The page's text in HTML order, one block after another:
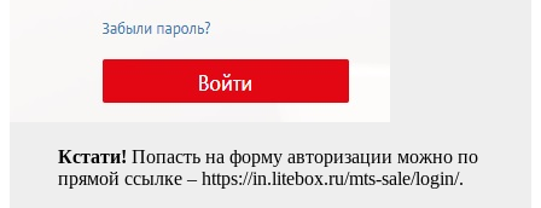
Кстати! Попасть на форму авторизации можно по
прямой ссылке – https://in.litebox.ru/mts-sale/login/.